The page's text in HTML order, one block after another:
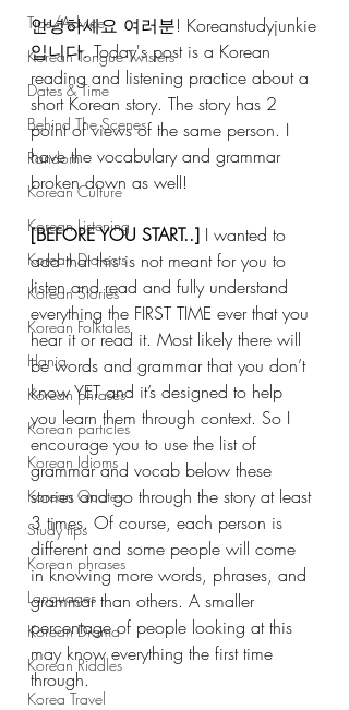
Tips/Advice
Korean Tongue Twisters
Dates & Time
Behind The Scenes
Random
Korean Culture
Korean Listening
Korean Dialects
Korean Stories
Korean Folktales
Hanja
Korean phrases
Korean particles
Korean Idioms
Korean Quotes
Study tips
Korean phrases
Languages
Korean Drama
Korean Riddles
Korea Travel
안녕하세요 여러분! Koreanstudyjunkie
입니다. Today's post is a Korean
reading and listening practice about a
short Korean story. The story has 2
point of views of the same person. I
have the vocabulary and grammar
broken down as well!
[BEFORE YOU START..] I wanted to
add that this is not meant for you to
listen and read and fully understand
everything the FIRST TIME ever that you
hear it or read it. Most likely there will
be words and grammar that you don’t
know YET and it’s designed to help
you learn them through context. So I
encourage you to use the list of
grammar and vocab below these
stories and go through the story at least
3 times. Of course, each person is
different and some people will come
in knowing more words, phrases, and
grammar than others. A smaller
percentage of people looking at this
may know everything the first time
through.